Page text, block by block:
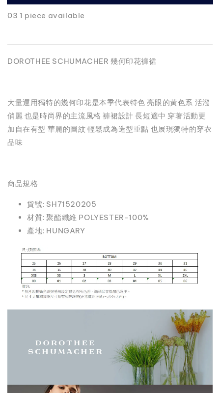
03 1 piece available
DOROTHEE SCHUMACHER 幾何印花褲裙
大量運用獨特的幾何印花是本季代表特色 亮眼的黃色系 活潑
俏麗 也是時尚界的主流風格 褲裙設計 長短適中 穿著活動更
加自在有型 華麗的圖紋 輕鬆成為造型重點 也展現獨特的穿衣
品味
商品規格
貨號: SH71520205
材質: 聚酯纖維 POLYESTER-100%
產地: HUNGARY